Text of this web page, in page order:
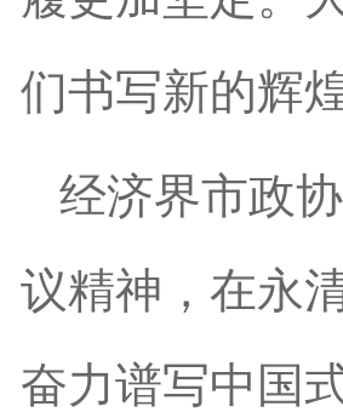
们书写新的辉煌
经济界市政
议精神，在永
奋力谱写中国